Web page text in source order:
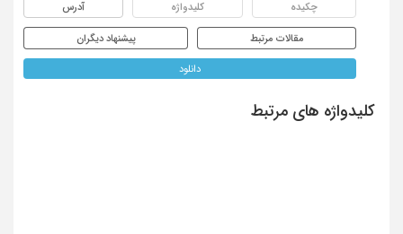
چکیده کلیدواژه آدرس
مقالات مرتبط پیشنهاد دیگران
دانلود
کلیدواژه های مرتبط